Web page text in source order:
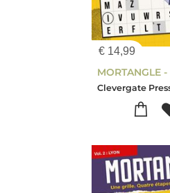
€ 14,99
Clevergate